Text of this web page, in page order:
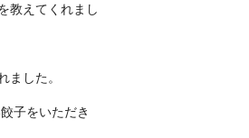
教えてくれまし
ました。
子をいただき